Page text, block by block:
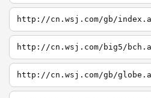
http://cn.wsj.com/gb/
http://cn.wsj.com/big5/
http://cn.wsj.com/gb/